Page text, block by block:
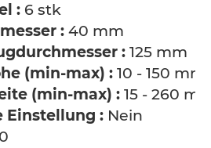
: 6 stk
: 40 mm
: 125 mm
(min-max) : 10 - 150 mm
(min-max) : 15 - 260
Einstellung : Nein